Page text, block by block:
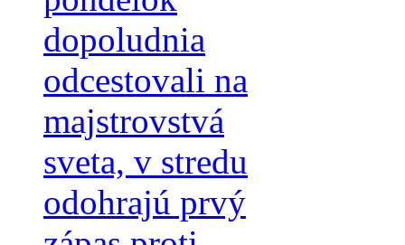
dopoludnia
odcestovali na
majstrovstvá
sveta, v stredu
odohrajú prvý